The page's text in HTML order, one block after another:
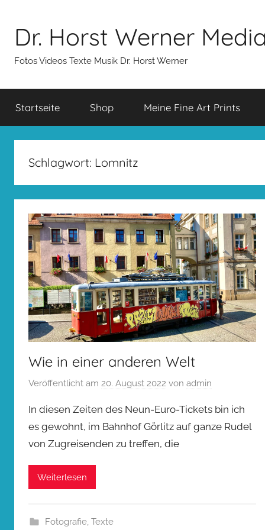
springen
Dr. Horst Werner Media
Fotos Videos Texte Musik Dr. Horst Werner
Startseite Shop Meine Fine Art Prints
Schlagwort: Lomnitz
Wie in einer anderen Welt
Veröffentlicht am 20. August 2022 von admin
In diesen Zeiten des Neun-Euro-Tickets bin ich
es gewohnt, im Bahnhof Görlitz auf ganze Rudel
von Zugreisenden zu treffen, die
Weiterlesen
Fotografie, Texte